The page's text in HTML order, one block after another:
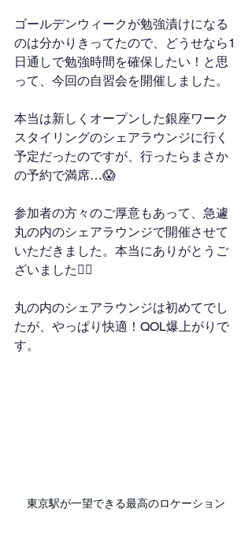
ゴールデンウィークが勉強漬けになる
のは分かりきってたので、どうせなら1
日通しで勉強時間を確保したい！と思
って、今回の自習会を開催しました。
本当は新しくオープンした銀座ワーク
スタイリングのシェアラウンジに行く
予定だったのですが、行ったらまさか
の予約で満席…😱
参加者の方々のご厚意もあって、急遽
丸の内のシェアラウンジで開催させて
いただきました。本当にありがとうご
ざいました🙇‍♂️
丸の内のシェアラウンジは初めてでし
たが、やっぱり快適！QOL爆上がりで
す。
東京駅が一望できる最高のロケーション